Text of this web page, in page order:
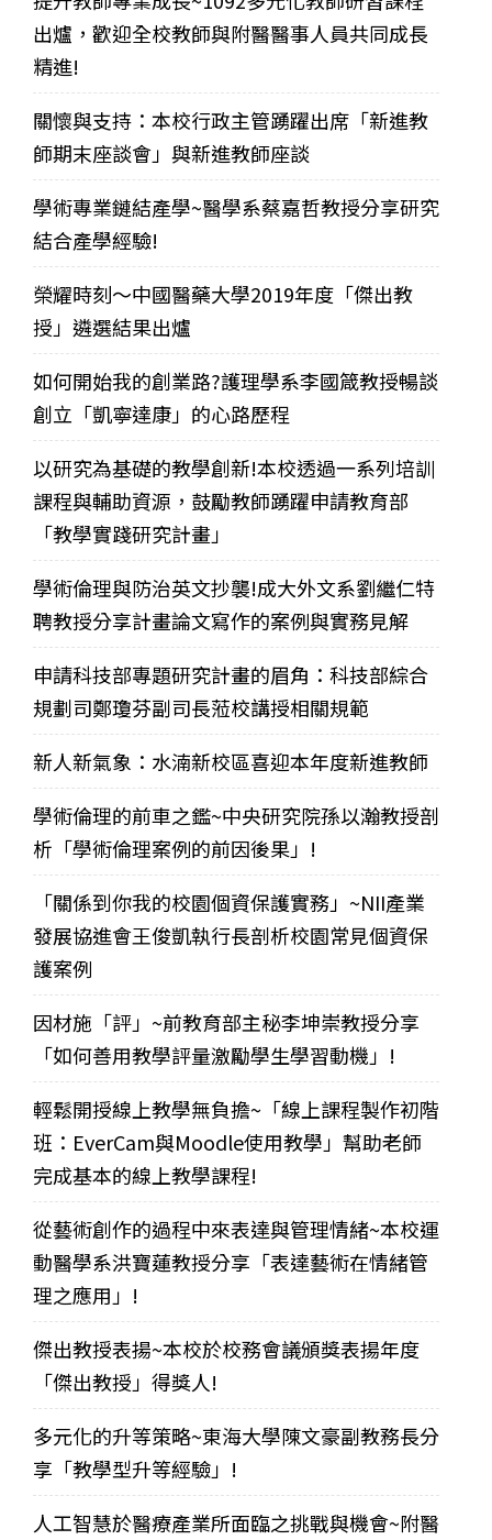
出爐，歡迎全校教師與附醫醫事人員共同成長
精進!
關懷與支持：本校行政主管踴躍出席「新進教
師期末座談會」與新進教師座談
學術專業鏈結產學~醫學系蔡嘉哲教授分享研究
結合產學經驗!
榮耀時刻～中國醫藥大學2019年度「傑出教
授」遴選結果出爐
如何開始我的創業路?護理學系李國箴教授暢談
創立「凱寧達康」的心路歷程
以研究為基礎的教學創新!本校透過一系列培訓
課程與輔助資源，鼓勵教師踴躍申請教育部
「教學實踐研究計畫」
學術倫理與防治英文抄襲!成大外文系劉繼仁特
聘教授分享計畫論文寫作的案例與實務見解
申請科技部專題研究計畫的眉角：科技部綜合
規劃司鄭瓊芬副司長蒞校講授相關規範
新人新氣象：水湳新校區喜迎本年度新進教師
學術倫理的前車之鑑~中央研究院孫以瀚教授剖
析「學術倫理案例的前因後果」!
「關係到你我的校園個資保護實務」~NII產業
發展協進會王俊凱執行長剖析校園常見個資保
護案例
因材施「評」~前教育部主秘李坤崇教授分享
「如何善用教學評量激勵學生學習動機」!
輕鬆開授線上教學無負擔~「線上課程製作初階
班：EverCam與Moodle使用教學」幫助老師
完成基本的線上教學課程!
從藝術創作的過程中來表達與管理情緒~本校運
動醫學系洪寶蓮教授分享「表達藝術在情緒管
理之應用」!
傑出教授表揚~本校於校務會議頒獎表揚年度
「傑出教授」得獎人!
多元化的升等策略~東海大學陳文豪副教務長分
享「教學型升等經驗」!
人工智慧於醫療產業所面臨之挑戰與機會~附醫